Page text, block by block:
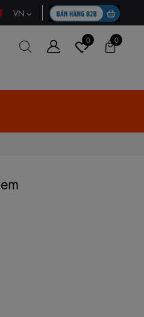
VN
0 0